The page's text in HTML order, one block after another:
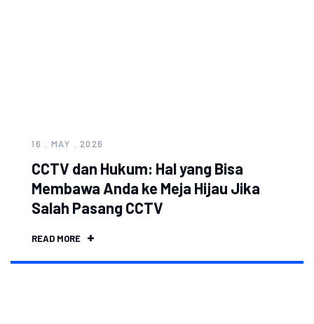
16 . MAY . 2026
CCTV dan Hukum: Hal yang Bisa
Membawa Anda ke Meja Hijau Jika
Salah Pasang CCTV
READ MORE